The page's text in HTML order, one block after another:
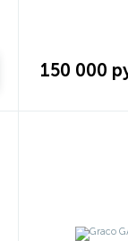
150 000